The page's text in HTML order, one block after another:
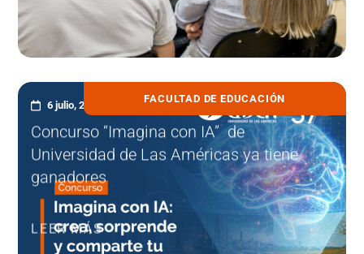
FACULTAD DE EDUCACIÓN
6 julio, 2026
Concurso “Imagina con IA” de
Universidad de Las Américas ya tiene
ganadores
LEER MÁS